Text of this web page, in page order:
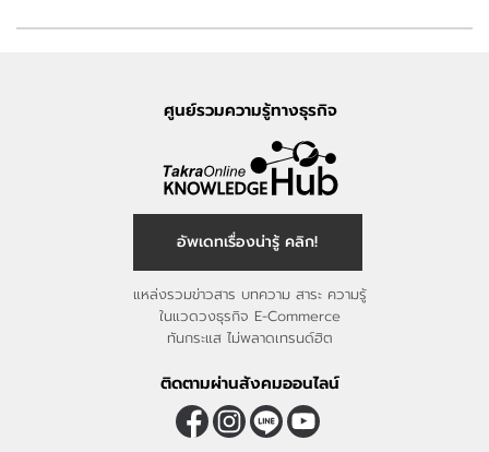
ศูนย์รวมความรู้ทางธุรกิจ
อัพเดทเรื่องน่ารู้ คลิก!
แหล่งรวมข่าวสาร บทความ สาระ ความรู้
ในแวดวงธุรกิจ E-Commerce
ทันกระแส ไม่พลาดเทรนด์ฮิต
ติดตามผ่านสังคมออนไลน์